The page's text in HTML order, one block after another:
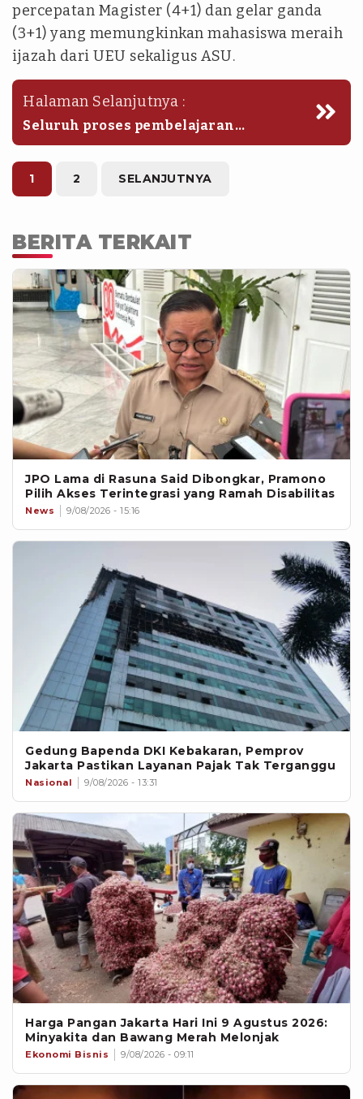
percepatan Magister (4+1) dan gelar ganda
(3+1) yang memungkinkan mahasiswa meraih
ijazah dari UEU sekaligus ASU.
Halaman Selanjutnya :
Seluruh proses pembelajaran
dipusatkan di Global Innovation Hub
yang dilengkapi dengan ruang kelas
pintar serta laboratorium teknologi
mutakhir.
1 2 SELANJUTNYA
BERITA TERKAIT
JPO Lama di Rasuna Said Dibongkar, Pramono
Pilih Akses Terintegrasi yang Ramah Disabilitas
News 9/08/2026 - 15:16
Gedung Bapenda DKI Kebakaran, Pemprov
Jakarta Pastikan Layanan Pajak Tak Terganggu
Nasional 9/08/2026 - 13:31
Harga Pangan Jakarta Hari Ini 9 Agustus 2026:
Minyakita dan Bawang Merah Melonjak
Ekonomi Bisnis 9/08/2026 - 09:11